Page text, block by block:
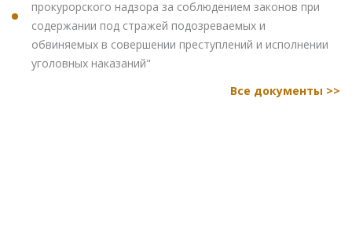
прокурорского надзора за соблюдением законов при
содержании под стражей подозреваемых и
обвиняемых в совершении преступлений и исполнении
уголовных наказаний"
Все документы >>